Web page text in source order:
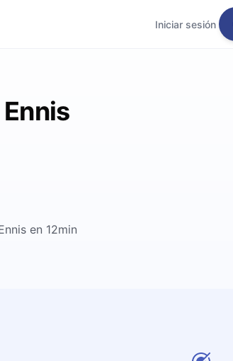
Iniciar sesión
en 12min